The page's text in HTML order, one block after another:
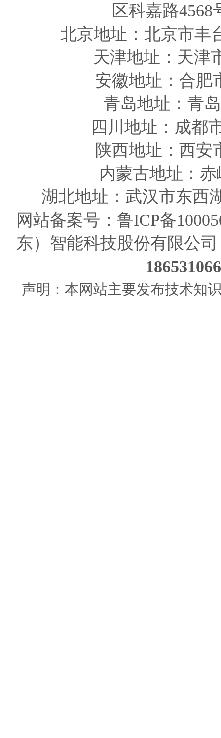
区科嘉路
北京地址：北京市丰
天津地址 ：天津
安徽地址 ：合
青岛地址 ：青
四川 地址 ：成都
陕西地址 ：西
内蒙古地址：
湖北地址：武汉市东西
网站备案号： 鲁ICP备
东）智能科技股份有限公司
声明：本网站主要发布技术知